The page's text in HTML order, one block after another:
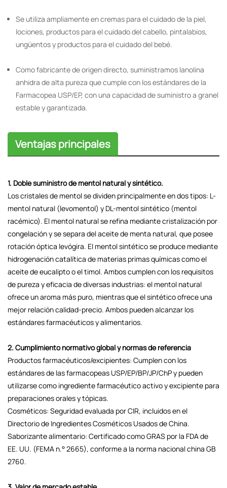
Se utiliza ampliamente en cremas para el cuidado de la piel,
lociones, productos para el cuidado del cabello, pintalabios,
ungüentos y productos para el cuidado del bebé.
Como fabricante de origen directo, suministramos lanolina
anhidra de alta pureza que cumple con los estándares de la
Farmacopea USP/EP, con una capacidad de suministro a granel
estable y garantizada.
Ventajas principales
1. Doble suministro de mentol natural y sintético.
Los cristales de mentol se dividen principalmente en dos tipos: L-
mentol natural (levomentol) y DL-mentol sintético (mentol
racémico). El mentol natural se refina mediante cristalización por
congelación y se separa del aceite de menta natural, que posee
rotación óptica levógira. El mentol sintético se produce mediante
hidrogenación catalítica de materias primas químicas como el
aceite de eucalipto o el timol. Ambos cumplen con los requisitos
de pureza y eficacia de diversas industrias: el mentol natural
ofrece un aroma más puro, mientras que el sintético ofrece una
mejor relación calidad-precio. Ambos pueden alcanzar los
estándares farmacéuticos y alimentarios.
2. Cumplimiento normativo global y normas de referencia
Productos farmacéuticos/excipientes: Cumplen con los
estándares de las farmacopeas USP/EP/BP/JP/ChP y pueden
utilizarse como ingrediente farmacéutico activo y excipiente para
preparaciones orales y tópicas.
Cosméticos: Seguridad evaluada por CIR, incluidos en el
Directorio de Ingredientes Cosméticos Usados ​​de China.
Saborizante alimentario: Certificado como GRAS por la FDA de
EE. UU. (FEMA n.° 2665), conforme a la norma nacional china GB
2760.